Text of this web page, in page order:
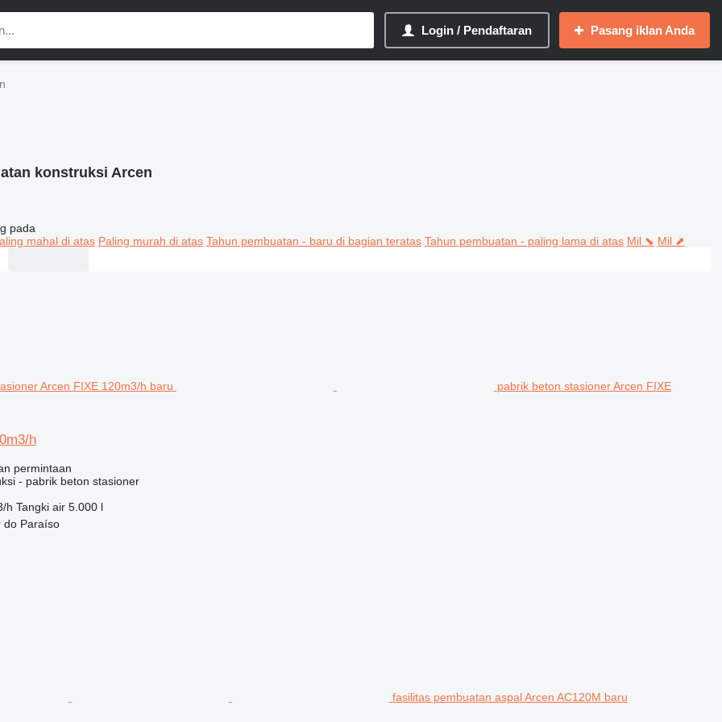
Login / Pendaftaran Pasang iklan Anda
konstruksi Arcen
pada
mahal di atas Paling murah di atas Tahun pembuatan - baru di bagian teratas Tahun pembuatan - paling lama di atas Mil ⬊ Mil ⬈
pabrik beton stasioner Arcen FIXE
h
permintaan
- pabrik beton stasioner
h Tangki air 5.000 l
do Paraíso
fasilitas pembuatan aspal Arcen AC120M baru